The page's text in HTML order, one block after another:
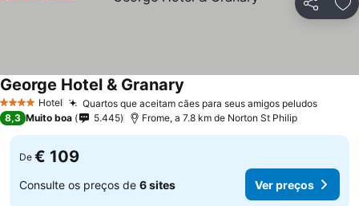
Partilhar
4 EstrelasHotel Quartos que aceitam cães para seus amigos peludos
George Hotel & Granary
8,3 Muito boa 5.445 Frome, a 7.8 km de Norton St Philip
De € 109
Consulte os preços de 6 sites Ver preços